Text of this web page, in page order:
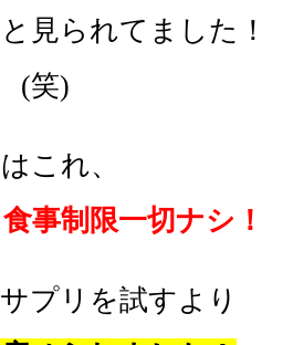
見られてました！
(笑)
これ、
事制限一切ナシ！
プリを試すより